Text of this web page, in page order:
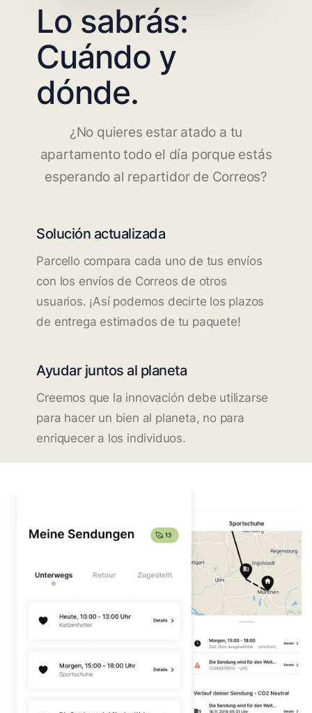
Lo sabrás:
Cuándo y
dónde.
¿No quieres estar atado a tu
apartamento todo el día porque estás
esperando al repartidor de Correos?
Solución actualizada
Parcello compara cada uno de tus envíos
con los envíos de Correos de otros
usuarios. ¡Así podemos decirte los plazos
de entrega estimados de tu paquete!
Ayudar juntos al planeta
Creemos que la innovación debe utilizarse
para hacer un bien al planeta, no para
enriquecer a los individuos.